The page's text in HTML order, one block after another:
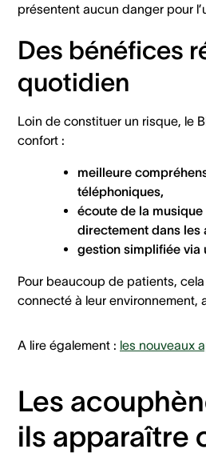
présentent aucun danger pour
Des bénéfices
quotidien
Loin de constituer un risque, le
confort :
meilleure
téléphoniques,
écoute de la
directement dans les
gestion simplifiée via
Pour beaucoup de patients,
connecté à leur environnement,
A lire également : les nouveaux
Les
ils apparaître